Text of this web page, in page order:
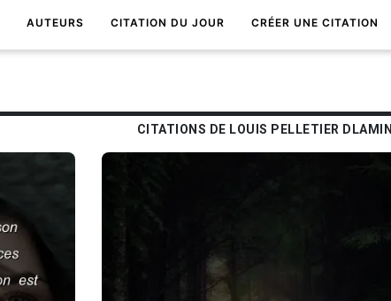
AUTEURS CITATION DU JOUR CRÉER UNE CITATION
CITATIONS DE LOUIS PELLETIER DLAMINI